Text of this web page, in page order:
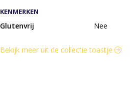
KENMERKEN
Glutenvrij Nee
Bekijk meer uit de collectie toastje